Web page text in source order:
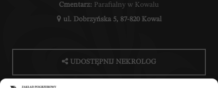
Cmentarz: Parafialny w Kowalu
ul. Dobrzyńska 5, 87-820 Kowal
UDOSTĘPNIJ NEKROLOG